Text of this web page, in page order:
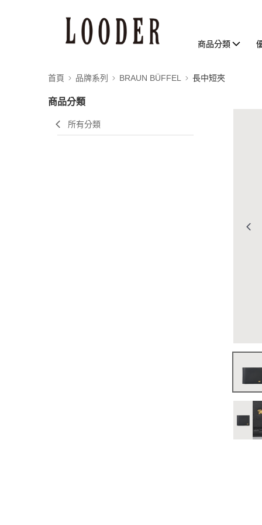
商品分類
首頁 品牌系列 BRAUN BÜFFEL 長中短夾
商品分類
所有分類